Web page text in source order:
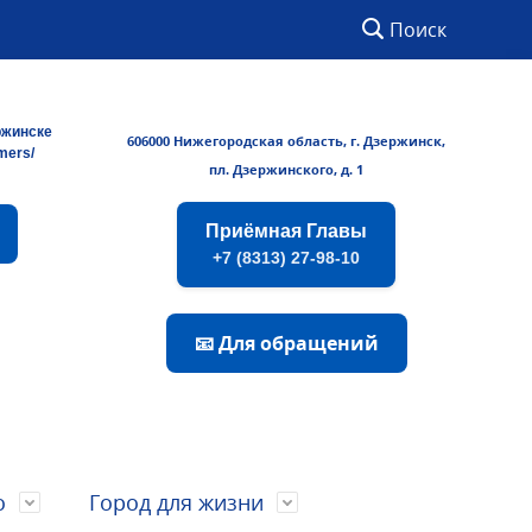
Поиск
606000 Нижегородская область, г. Дзержинск,
пл. Дзержинского, д. 1
Приёмная Главы
+7 (8313) 27-98-10
📧 Для обращений
Город для жизни